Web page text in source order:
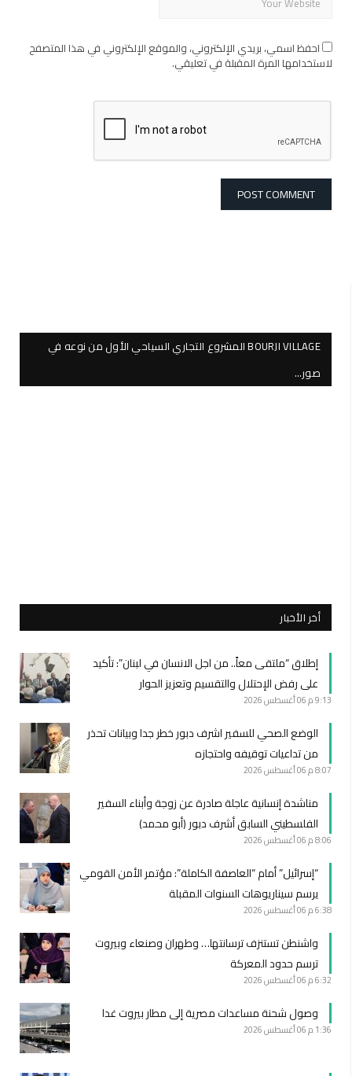
احفظ اسمي، بريدي الإلكتروني، والموقع الإلكتروني في هذا المتصفح
لاستخدامها المرة المقبلة في تعليقي.
BOURJI VILLAGE المشروع التجاري السياحي الأول من نوعه في
صور…
أخر الأخبار
إطلاق “ملتقى معاً.. من اجل الانسان في لبنان”: تأكيد
على رفض الإحتلال والتقسيم وتعزيز الحوار
9:13 م 06 أغسطس 2026
الوضع الصحي للسفير اشرف دبور خطر جدا وبيانات تحذر
من تداعيات توقيفه واحتجازه
8:07 م 06 أغسطس 2026
مناشدة إنسانية عاجلة صادرة عن زوجة وأبناء السفير
الفلسطيني السابق أشرف دبور (أبو محمد)
8:06 م 06 أغسطس 2026
“إسرائيل” أمام “العاصفة الكاملة”: مؤتمر الأمن القومي
يرسم سيناريوهات السنوات المقبلة
6:38 م 06 أغسطس 2026
واشنطن تستنزف ترسانتها… وطهران وصنعاء وبيروت
ترسم حدود المعركة
6:32 م 06 أغسطس 2026
وصول شحنة مساعدات مصرية إلى مطار بيروت غدا
1:36 م 06 أغسطس 2026